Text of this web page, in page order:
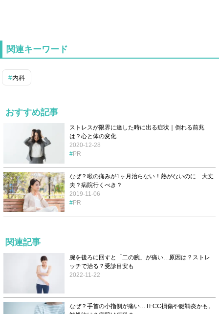
関連キーワード
内科
おすすめ記事
ストレスが限界に達した時に出る症状｜倒れる前兆
は？心と体の変化
2020-12-28
PR
なぜ？喉の痛みが1ヶ月治らない！熱がないのに…大丈
夫？病院行くべき？
2019-11-06
PR
関連記事
腕を後ろに回すと「二の腕」が痛い…原因は？ストレ
ッチで治る？受診目安も
2022-11-22
なぜ？手首の小指側が痛い…TFCC損傷や腱鞘炎かも。